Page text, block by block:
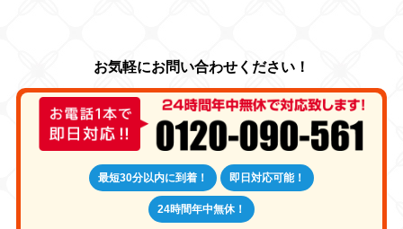
最短30分以内に到着！ 即日対応可能！
24時間年中無休！